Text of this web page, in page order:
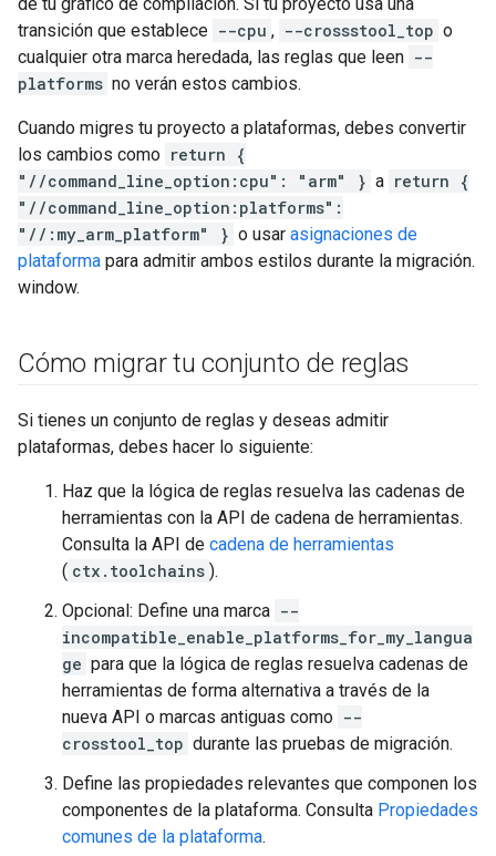
transición que establece --cpu , --crossstool_top o
cualquier otra marca heredada, las reglas que leen --
platforms no verán estos cambios.
Cuando migres tu proyecto a plataformas, debes convertir
los cambios como return {
"//command_line_option:cpu": "arm" } a return {
"//command_line_option:platforms":
"//:my_arm_platform" } o usar asignaciones de
plataforma para admitir ambos estilos durante la migración.
window.
Cómo migrar tu conjunto de reglas
Si tienes un conjunto de reglas y deseas admitir
plataformas, debes hacer lo siguiente:
Haz que la lógica de reglas resuelva las cadenas de
herramientas con la API de cadena de herramientas.
Consulta la API de cadena de herramientas
( ctx.toolchains ).
Opcional: Define una marca --
incompatible_enable_platforms_for_my_langua
ge para que la lógica de reglas resuelva cadenas de
herramientas de forma alternativa a través de la
nueva API o marcas antiguas como --
crosstool_top durante las pruebas de migración.
Define las propiedades relevantes que componen los
componentes de la plataforma. Consulta Propiedades
comunes de la plataforma.